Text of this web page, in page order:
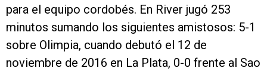
para el equipo cordobés. En River jugó 253
minutos sumando los siguientes amistosos: 5-1
sobre Olimpia, cuando debutó el 12 de
noviembre de 2016 en La Plata, 0-0 frente al Sao